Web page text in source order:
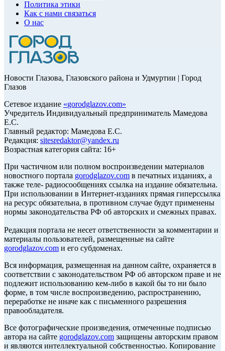
Политика этики
Как с нами связаться
О нас
Новости Глазова, Глазовского района и Удмуртии | Город
Глазов
Сетевое издание «gorodglazov.com»
Учредитель Индивидуальный предприниматель Мамедова
Е.С.
Главный редактор: Мамедова Е.С.
Редакция: sitesredaktor@yandex.ru
Возрастная категория сайта: 16+
При частичном или полном воспроизведении материалов
новостного портала gorodglazov.com в печатных изданиях, а
также теле- радиосообщениях ссылка на издание обязательна.
При использовании в Интернет-изданиях прямая гиперссылка
на ресурс обязательна, в противном случае будут применены
нормы законодательства РФ об авторских и смежных правах.
Редакция портала не несет ответственности за комментарии и
материалы пользователей, размещенные на сайте
gorodglazov.com и его субдоменах.
Вся информация, размещенная на данном сайте, охраняется в
соответствии с законодательством РФ об авторском праве и не
подлежит использованию кем-либо в какой бы то ни было
форме, в том числе воспроизведению, распространению,
переработке не иначе как с письменного разрешения
правообладателя.
Все фотографические произведения, отмеченные подписью
автора на сайте gorodglazov.com защищены авторским правом
и являются интеллектуальной собственностью. Копирование